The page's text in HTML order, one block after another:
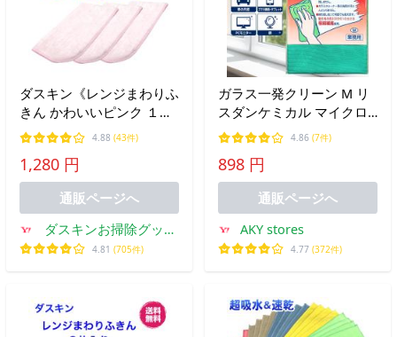
ダスキン《レンジまわりふ
きん かわいいピンク １枚
入個包装×３袋》キッチン
クロス 大判 桜色 ピンク
まとめ買い お得 duskin
4.88 (43件)
1,280 円
通販ページへ
ダスキンお掃除グッズ
のダスら・ら
4.81 (705件)
ガラス一発クリーン M リ
スダンケミカル マイクロ
ファイバー クロス タオル
車 内窓 洗車 業務用 汚れ
車内 ダスター グリーン
car (ガラス一発 グリーン
4.86 (7件)
898 円
通販ページへ
AKY stores
4.77 (372件)